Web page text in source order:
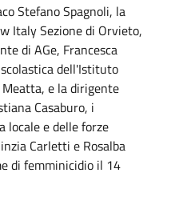
Stefano Spagnoli, la
Italy Sezione di Orvieto,
di AGe, Francesca
dell'Istituto
e la dirigente
Casaburo, i
locale e delle forze
Carletti e Rosalba
di femminicidio il 14